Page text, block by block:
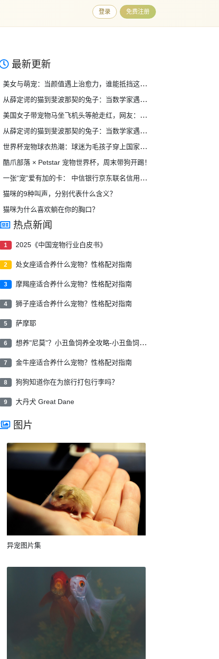
登录 免费注册
最新更新
美女与萌宠：当颜值遇上治愈力，谁能抵挡这双重暴击？
从薛定谔的猫到斐波那契的兔子：当数学家遇上宠物，奇妙的事情发生了
美国女子带宠物马坐飞机头等舱走红，网友：这也行？！
从薛定谔的猫到斐波那契的兔子：当数学家遇上宠物，奇妙的事情发生了
世界杯宠物球衣热潮：球迷为毛孩子穿上国家队战袍，萌翻全网！
酷爪部落 × Petstar 宠物世界杯，周末带狗开踢！
一张“宠”爱有加的卡： 中信银行京东联名信用卡（宠物系列）温暖升级
猫咪的9种叫声，分别代表什么含义？
猫咪为什么喜欢躺在你的胸口？
热点新闻
1 2025《中国宠物行业白皮书》
2 处女座适合养什么宠物？性格配对指南
3 摩羯座适合养什么宠物？性格配对指南
4 狮子座适合养什么宠物？性格配对指南
5 萨摩耶
6 想养"尼莫"？小丑鱼饲养全攻略-小丑鱼饲养指南
7 金牛座适合养什么宠物？性格配对指南
8 狗狗知道你在为旅行打包行李吗？
9 大丹犬 Great Dane
图片
异宠图片集